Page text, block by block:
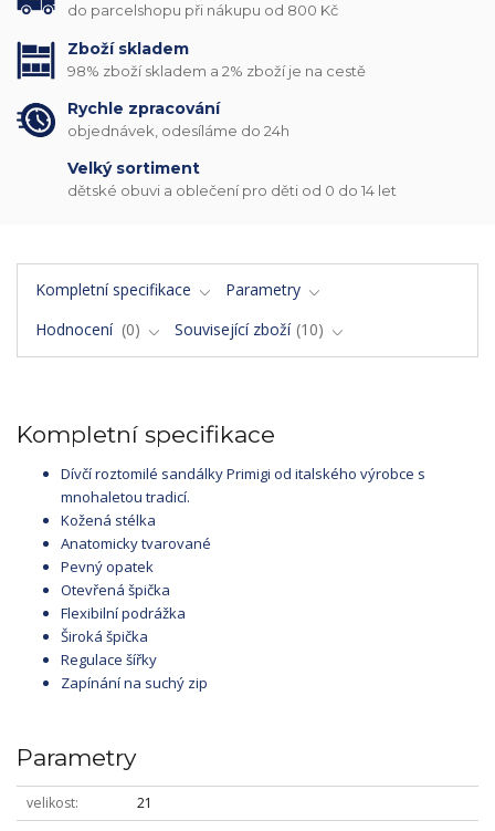
do parcelshopu při nákupu od 800 Kč
Zboží skladem
98% zboží skladem a 2% zboží je na cestě
Rychle zpracování
objednávek, odesíláme do 24h
Velký sortiment
dětské obuvi a oblečení pro děti od 0 do 14 let
Kompletní specifikace
Parametry
Hodnocení
0 Související zboží 10
Kompletní specifikace
Dívčí roztomilé sandálky Primigi od italského výrobce s
mnohaletou tradicí.
Kožená stélka
Anatomicky tvarované
Pevný opatek
Otevřená špička
Flexibilní podrážka
Široká špička
Regulace šířky
Zapínání na suchý zip
Parametry
velikost 21